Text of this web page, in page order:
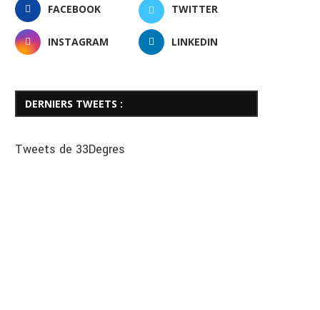
FACEBOOK TWITTER
INSTAGRAM LINKEDIN
DERNIERS TWEETS :
Tweets de 33Degres